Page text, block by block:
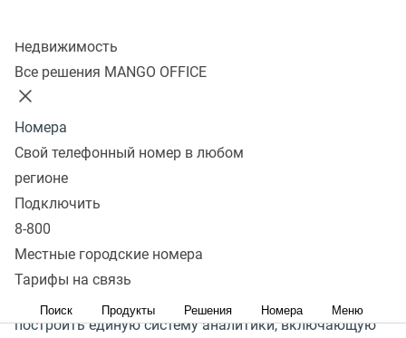
Недвижимость
Все решения MANGO OFFICE
Номера
Свой телефонный номер в любом
регионе
Подключить
8-800
Местные городские номера
Тарифы на связь
Поиск Продукты Решения Номера Меню
Что такое email‑трекинг
Email-трекинг MANGO OFFICE — это система сбора
продвижения. Email-трекинг позволяет определить
построить единую систему аналитики, включающую